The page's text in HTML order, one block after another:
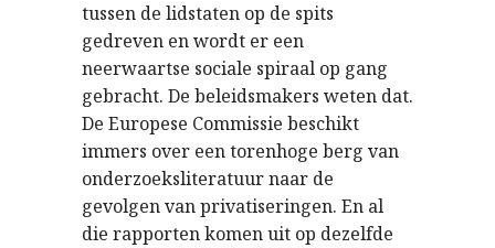
tussen de lidstaten op de spits
gedreven en wordt er een
neerwaartse sociale spiraal op gang
gebracht. De beleidsmakers weten dat.
De Europese Commissie beschikt
immers over een torenhoge berg van
onderzoeksliteratuur naar de
gevolgen van privatiseringen. En al
die rapporten komen uit op dezelfde